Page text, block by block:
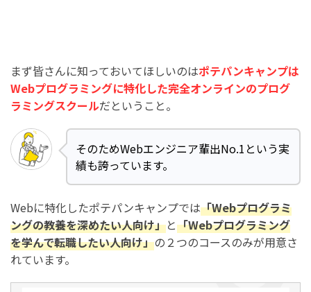
まず皆さんに知っておいてほしいのはポテパンキャンプは
Webプログラミングに特化した完全オンラインのプログ
ラミングスクールだということ。
そのためWebエンジニア輩出No.1という実
績も誇っています。
Webに特化したポテパンキャンプでは「Webプログラミ
ングの教養を深めたい人向け」と「Webプログラミング
を学んで転職したい人向け」の２つのコースのみが用意さ
れています。